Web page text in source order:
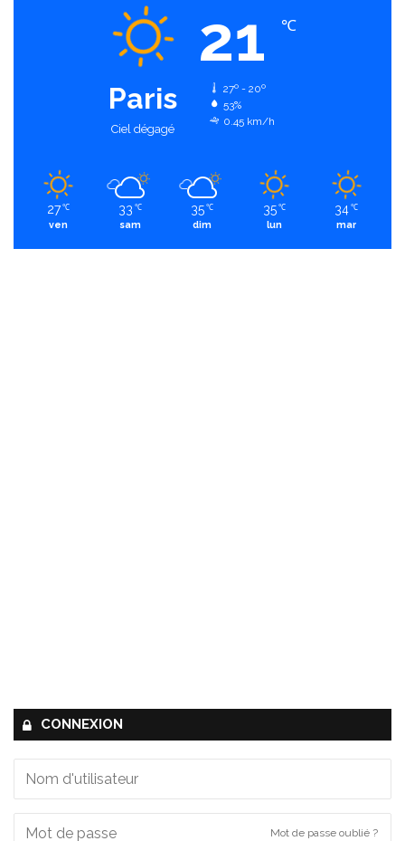
Paris
Ciel dégagé
21 ℃
27º - 20º
53%
0.45 km/h
27 ℃
ven
33 ℃
sam
35 ℃
dim
35 ℃
lun
34 ℃
mar
CONNEXION
Mot de passe oublié ?